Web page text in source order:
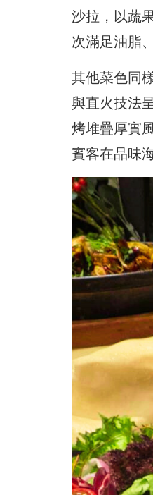
沙拉，以蔬
次滿足油脂
其他菜色同
與直火技法
烤堆疊厚實
賓客在品味